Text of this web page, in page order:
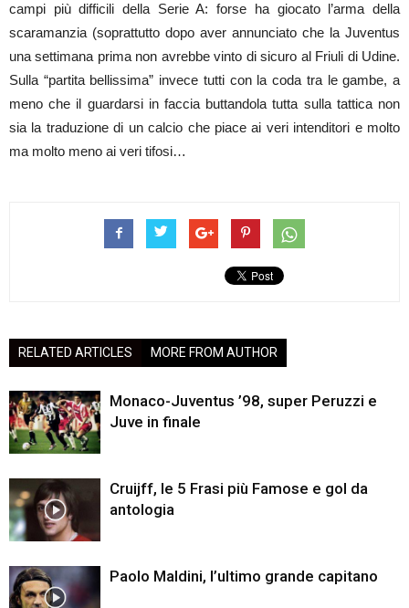
campi più difficili della Serie A: forse ha giocato l’arma della
scaramanzia (soprattutto dopo aver annunciato che la Juventus
una settimana prima non avrebbe vinto di sicuro al Friuli di Udine.
Sulla “partita bellissima” invece tutti con la coda tra le gambe, a
meno che il guardarsi in faccia buttandola tutta sulla tattica non
sia la traduzione di un calcio che piace ai veri intenditori e molto
ma molto meno ai veri tifosi…
RELATED ARTICLES MORE FROM AUTHOR
Monaco-Juventus ’98, super Peruzzi e
Juve in finale
Cruijff, le 5 Frasi più Famose e gol da
antologia
Paolo Maldini, l’ultimo grande capitano